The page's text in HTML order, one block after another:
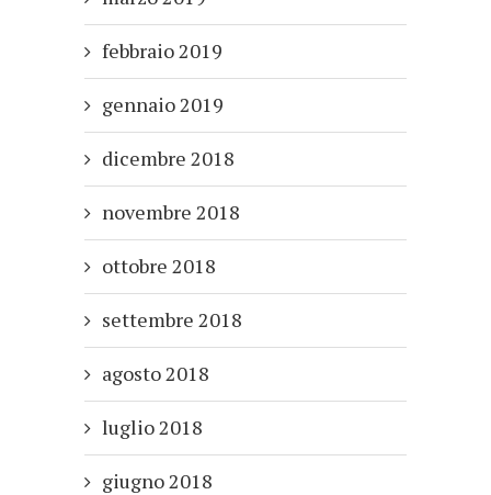
febbraio 2019
gennaio 2019
dicembre 2018
novembre 2018
ottobre 2018
settembre 2018
agosto 2018
luglio 2018
giugno 2018